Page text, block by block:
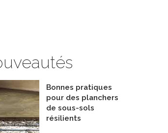
Bonnes pratiques
pour des planchers
de sous-sols
résilients
Entrepreneurs - Isolation
De Isolation Éco-Concept